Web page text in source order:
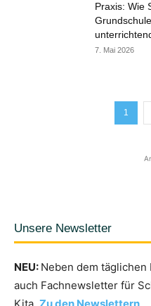
Praxis: Wie
7. Mai 2026
1
Unsere Newsletter
NEU: Neben dem
auch Fachnewsletter für